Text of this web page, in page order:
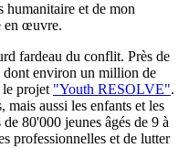
humanitaire et de mon
en œuvre.
fardeau du conflit. Près de
dont environ un million de
le projet "Youth RESOLVE".
aussi les enfants et les
80'000 jeunes âgés de 9 à
professionnelles et de lutter